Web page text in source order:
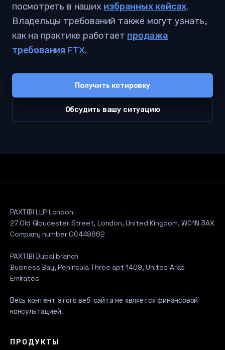
посмотреть в наших избранных кейсах.
Владельцы требований также могут узнать,
как на практике работает продажа
требования FTX.
Получить котировку
Обсудить вашу ситуацию
PAXTIBI LLP London
27 Old Gloucester Street, London, United Kingdom, WC1N 3AX
Company number OC449662
PAXTIBI Dubai branch
Business Bay, Peninsula Three apt 1409, United Arab
Emirates
Весь контент этого веб-сайта не является финансовой
консультацией.
ПРОДУКТЫ